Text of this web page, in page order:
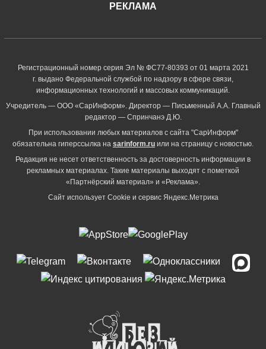
РЕКЛАМА
Регистрационный номер серия Эл № ФС77-80393 от 01 марта 2021
г. выдано Федеральной службой по надзору в сфере связи,
информационных технологий и массовых коммуникаций.
Учредитель — ООО «СарИнформ». Директор — Письменный А.А. Главный
редактор — Спринчанэ Д.Ю.
При использовании любых материалов с сайта "СарИнформ"
обязательна гиперссылка на sarinform.ru или на страницу с новостью.
Редакция не несет ответственность за достоверность информации в
рекламных материалах. Такие материалы выходят с пометкой
«Партнёрский материал» и «Реклама».
Сайт использует Cookie и сервиc Яндекс.Метрика